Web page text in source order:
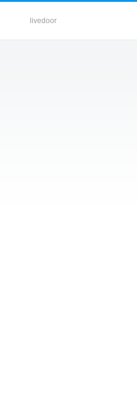
livedoor